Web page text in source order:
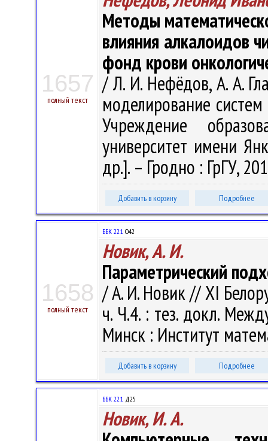
1657
полный текст
Методы
влияния алкалоидов
фонд крови
/ Л. И. Нефёдов, А. А.
моделирование
Учреждение
университет имени
др.]. – Гродно : ГрГУ,
Добавить в корзину Подробнее
1658
полный текст
ББК 22.1 О42
Новик, А. И.
Параметрический
/ А. И. Новик // XI
ч. Ч.4. : тез. докл.
Минск : Институт
Добавить в корзину Подробнее
ББК 22.1 Д25
Новик, И. А.